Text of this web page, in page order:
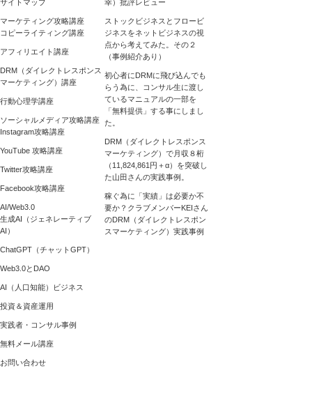
サイトマップ
マーケティング攻略講座
コピーライティング講座
アフィリエイト講座
DRM（ダイレクトレスポンス
マーケティング）講座
行動心理学講座
ソーシャルメディア攻略講座
Instagram攻略講座
YouTube 攻略講座
Twitter攻略講座
Facebook攻略講座
AI/Web3.0
生成AI（ジェネレーティブ
AI）
ChatGPT（チャットGPT）
Web3.0とDAO
AI（人口知能）ビジネス
投資＆資産運用
実践者・コンサル事例
無料メール講座
お問い合わせ
幸）批評レビュー
ストックビジネスとフロービ
ジネスをネットビジネスの視
点から考えてみた。その２
（事例紹介あり）
初心者にDRMに飛び込んでも
らう為に、コンサル生に渡し
ているマニュアルの一部を
「無料提供」する事にしまし
た。
DRM（ダイレクトレスポンス
マーケティング）で月収８桁
（11,824,861円＋α）を突破し
た山田さんの実践事例。
稼ぐ為に「実績」は必要か不
要か？クラブメンバーKEIさん
のDRM（ダイレクトレスポン
スマーケティング）実践事例